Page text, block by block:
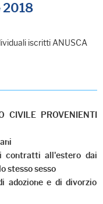
2018
iscritti ANUSCA
CIVILE PROVENIENTI
all'estero dai
stesso sesso
adozione e di divorzio